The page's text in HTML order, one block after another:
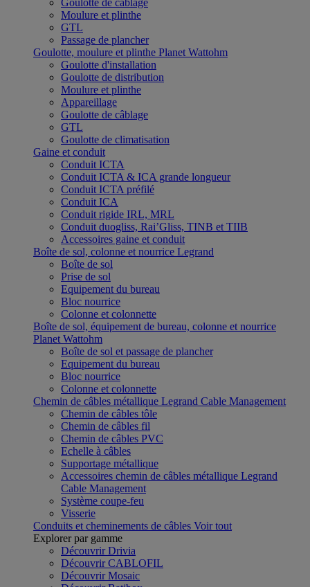
Goulotte de câblage
Moulure et plinthe
GTL
Passage de plancher
Goulotte, moulure et plinthe Planet Wattohm
Goulotte d'installation
Goulotte de distribution
Moulure et plinthe
Appareillage
Goulotte de câblage
GTL
Goulotte de climatisation
Gaine et conduit
Conduit ICTA
Conduit ICTA & ICA grande longueur
Conduit ICTA préfilé
Conduit ICA
Conduit rigide IRL, MRL
Conduit duogliss, Rai’Gliss, TINB et TIIB
Accessoires gaine et conduit
Boîte de sol, colonne et nourrice Legrand
Boîte de sol
Prise de sol
Equipement du bureau
Bloc nourrice
Colonne et colonnette
Boîte de sol, équipement de bureau, colonne et nourrice
Planet Wattohm
Boîte de sol et passage de plancher
Equipement du bureau
Bloc nourrice
Colonne et colonnette
Chemin de câbles métallique Legrand Cable Management
Chemin de câbles tôle
Chemin de câbles fil
Chemin de câbles PVC
Echelle à câbles
Supportage métallique
Accessoires chemin de câbles métallique Legrand
Cable Management
Système coupe-feu
Visserie
Conduits et cheminements de câbles Voir tout
Explorer par gamme
Découvrir Drivia
Découvrir CABLOFIL
Découvrir Mosaic